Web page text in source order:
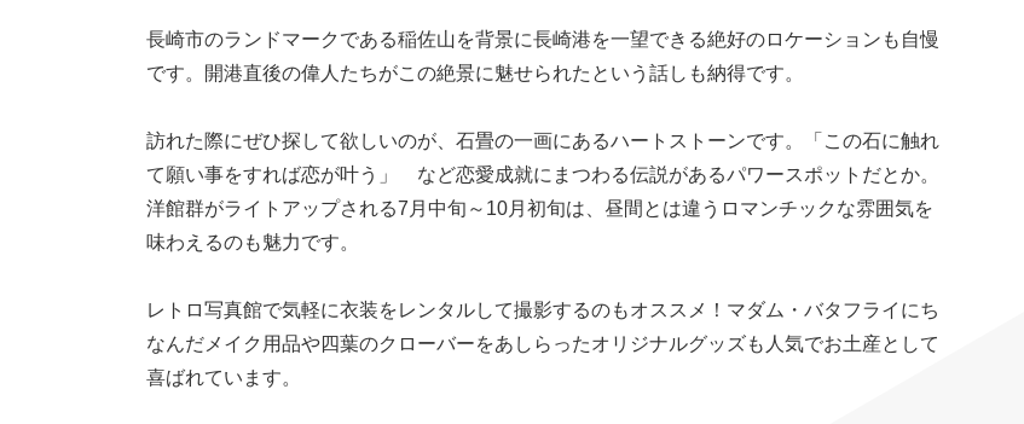
長崎市のランドマークである稲佐山を背景に長崎港を一望できる絶好のロケーションも自慢
です。開港直後の偉人たちがこの絶景に魅せられたという話しも納得です。
訪れた際にぜひ探して欲しいのが、石畳の一画にあるハートストーンです。「この石に触れ
て願い事をすれば恋が叶う」 など恋愛成就にまつわる伝説があるパワースポットだとか。
洋館群がライトアップされる7月中旬～10月初旬は、昼間とは違うロマンチックな雰囲気を
味わえるのも魅力です。
レトロ写真館で気軽に衣装をレンタルして撮影するのもオススメ！マダム・バタフライにち
なんだメイク用品や四葉のクローバーをあしらったオリジナルグッズも人気でお土産として
喜ばれています。